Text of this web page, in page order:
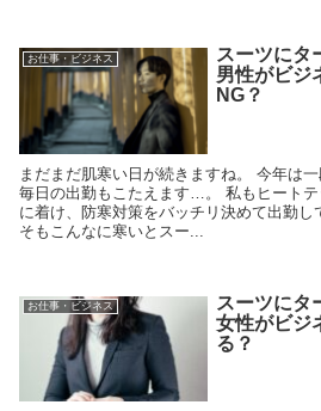
お仕事・ビジネス
スーツにタ
男性がビジ
NG？
まだまだ肌寒い日が続きますね。 今年は
毎日の出勤もこたえます…。 私もヒート
に着け、防寒対策をバッチリ決めて出勤し
そもこんなに寒いとスー...
お仕事・ビジネス
スーツにタ
女性がビジ
る？